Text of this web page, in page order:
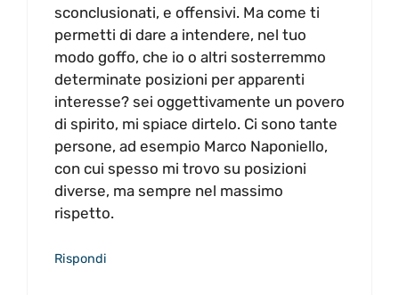
sconclusionati, e offensivi. Ma come ti
permetti di dare a intendere, nel tuo
modo goffo, che io o altri sosterremmo
determinate posizioni per apparenti
interesse? sei oggettivamente un povero
di spirito, mi spiace dirtelo. Ci sono tante
persone, ad esempio Marco Naponiello,
con cui spesso mi trovo su posizioni
diverse, ma sempre nel massimo
rispetto.
Rispondi